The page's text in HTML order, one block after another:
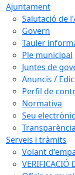
Ajuntament
Salutació de
Govern
Tauler
Ple municipal
Juntes de
Anuncis /
Perfil de
Normativa
Seu
Transparència
Serveis i tràmits
Volant
VERIFICACIÓ